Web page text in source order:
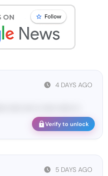
4 DAYS AGO
Verify to unlock
5 DAYS AGO